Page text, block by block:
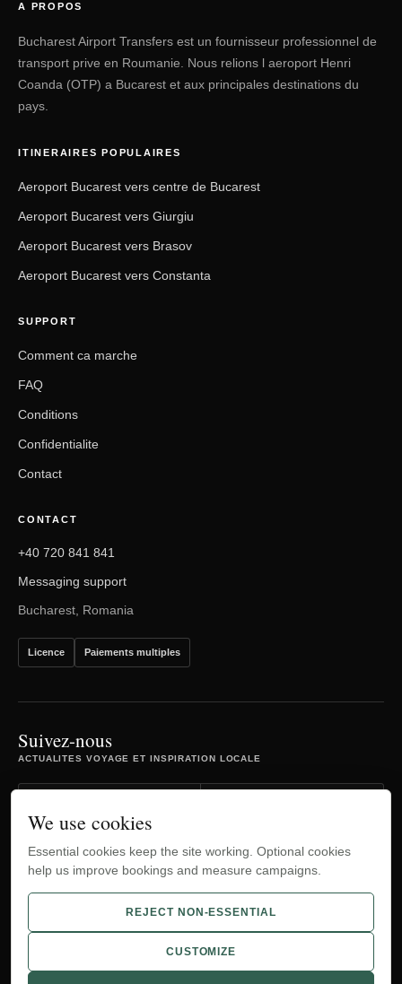
A PROPOS
Bucharest Airport Transfers est un fournisseur professionnel de
transport prive en Roumanie. Nous relions l aeroport Henri
Coanda (OTP) a Bucarest et aux principales destinations du
pays.
ITINERAIRES POPULAIRES
Aeroport Bucarest vers centre de Bucarest
Aeroport Bucarest vers Giurgiu
Aeroport Bucarest vers Brasov
Aeroport Bucarest vers Constanta
SUPPORT
Comment ca marche
FAQ
Conditions
Confidentialite
Contact
CONTACT
+40 720 841 841
Messaging support
Bucharest, Romania
Licence Paiements multiples
Suivez-nous
ACTUALITES VOYAGE ET INSPIRATION LOCALE
TripAdvisor YouTube
WhatsApp
We use cookies
Essential cookies keep the site working. Optional cookies
help us improve bookings and measure campaigns.
REJECT NON-ESSENTIAL
CUSTOMIZE